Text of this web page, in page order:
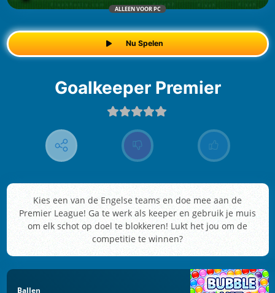
ALLEEN VOOR PC
Nu Spelen
Goalkeeper Premier
Kies een van de Engelse teams en doe mee aan de
Premier League! Ga te werk als keeper en gebruik je muis
om elk schot op doel te blokkeren! Lukt het jou om de
competitie te winnen?
Ballen